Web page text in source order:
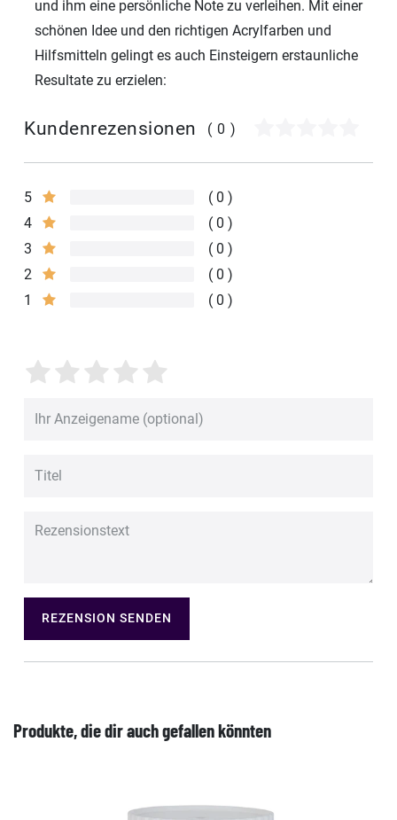
und ihm eine persönliche Note zu verleihen. Mit einer
schönen Idee und den richtigen Acrylfarben und
Hilfsmitteln gelingt es auch Einsteigern erstaunliche
Resultate zu erzielen:
Kundenrezensionen (0)
5
0
4
0
3
0
2
0
1
0
REZENSION SENDEN
Produkte, die dir auch gefallen könnten